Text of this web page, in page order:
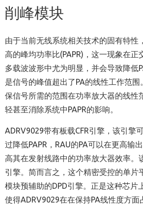
削峰模块
由于当前无线系统相关技术的固有特性
高的峰均功率比(PAPR)，这一现象在正
多载波波形中尤为明显，并会导致降低
是信号的峰值超出了PA的线性工作范围
保信号所需的范围在功率放大器的线性
轻甚至消除系统中PAPR的影响。
ADRV9029带有板载CFR引擎，该引擎
过降低PAPR，RAU的PA可以在更高输
高其在发射线路中的功率放大器效率。
引擎。简而言之，这个精密受控的单片
模块预辅助的DPD引擎。正是这种芯片
使得ADRV9029在在保持PA线性度方面